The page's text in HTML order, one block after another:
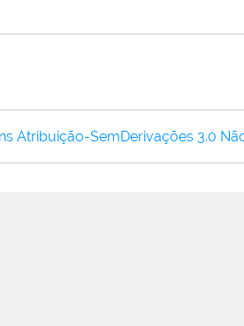
Atribuição-SemDerivações 3.0